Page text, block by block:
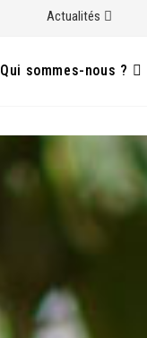
Actualités
Qui sommes-nous ?